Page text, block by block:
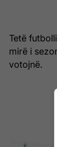
Tetë
mirë i
votojnë.